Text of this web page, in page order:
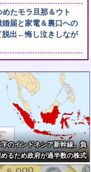
めたモラ旦那＆ウト
届と家電＆裏口への
脱出←悔し泣きしなが
のインドネシア新幹線。負
るため政府が過半数の株式
ける